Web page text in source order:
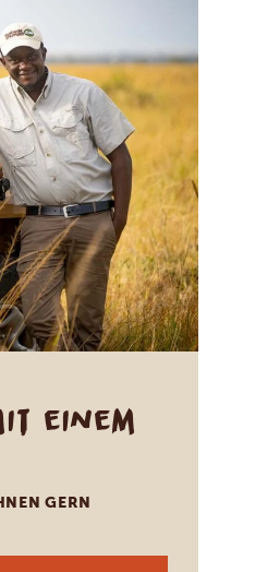
einem
GERN